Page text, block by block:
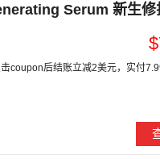
Serum 新生修
coupon后结账立减2美元，实付